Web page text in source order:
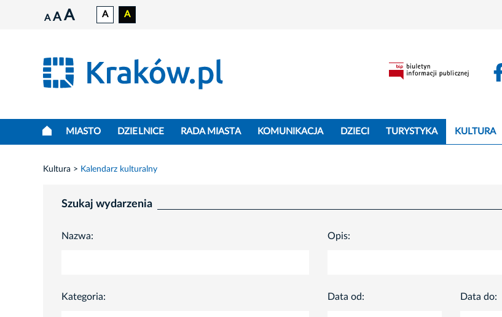
A A A A A
MIASTO DZIELNICE RADA MIASTA KOMUNIKACJA DZIECI TURYSTYKA KULTURA
Kultura Kalendarz kulturalny
Szukaj wydarzenia
Nazwa: Opis:
Kategoria: Data od: Data do: